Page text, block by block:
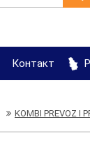
Контакт
KOMBI PREVOZ I